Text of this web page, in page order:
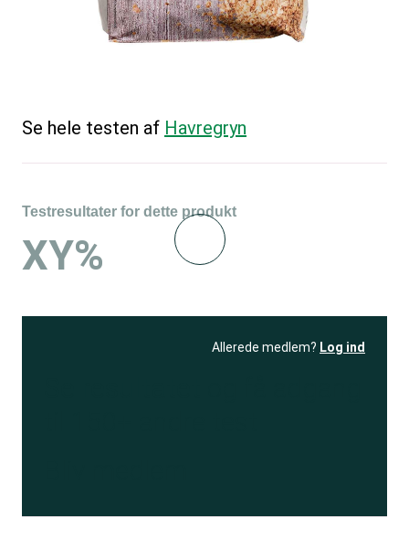
Se hele testen af Havregryn
Testresultater for dette produkt
XY%
Allerede medlem? Log ind